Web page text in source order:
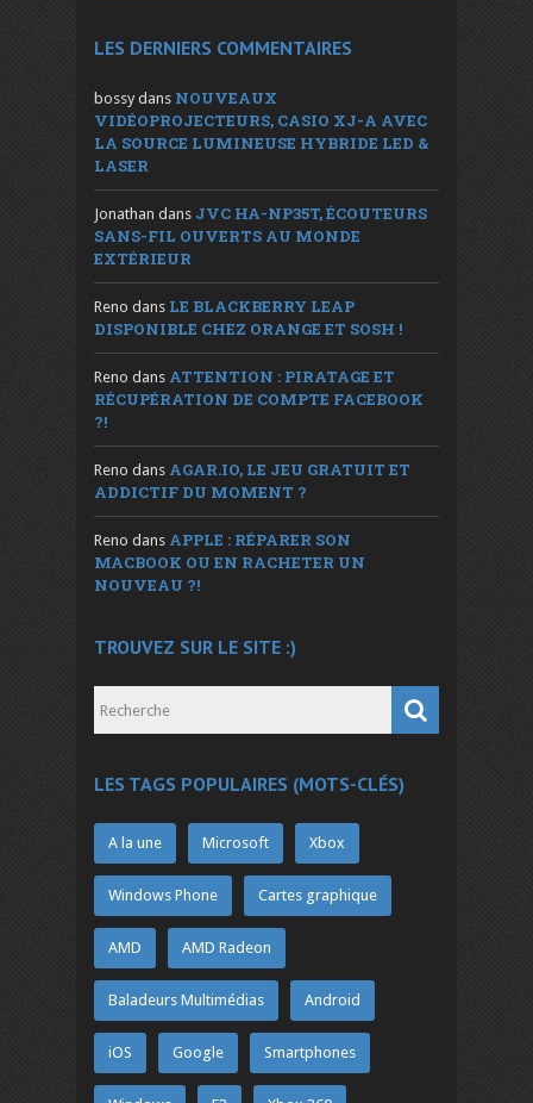
LES DERNIERS COMMENTAIRES
bossy dans NOUVEAUX
VIDÉOPROJECTEURS, CASIO XJ-A AVEC
LA SOURCE LUMINEUSE HYBRIDE LED &
LASER
Jonathan dans JVC HA-NP35T, ÉCOUTEURS
SANS-FIL OUVERTS AU MONDE
EXTÉRIEUR
Reno dans LE BLACKBERRY LEAP
DISPONIBLE CHEZ ORANGE ET SOSH !
Reno dans ATTENTION : PIRATAGE ET
RÉCUPÉRATION DE COMPTE FACEBOOK
?!
Reno dans AGAR.IO, LE JEU GRATUIT ET
ADDICTIF DU MOMENT ?
Reno dans APPLE : RÉPARER SON
MACBOOK OU EN RACHETER UN
NOUVEAU ?!
TROUVEZ SUR LE SITE :)
LES TAGS POPULAIRES (MOTS-CLÉS)
A la une Microsoft Xbox
Windows Phone Cartes graphique
AMD AMD Radeon
Baladeurs Multimédias Android
iOS Google Smartphones